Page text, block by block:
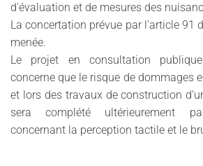
d'évaluation et de mesures des
La concertation prévue par l'article 91
menée.
Le projet en consultation
concerne que le risque de dommages
et lors des travaux de construction
sera complété ultérieurement
concernant la perception tactile et le